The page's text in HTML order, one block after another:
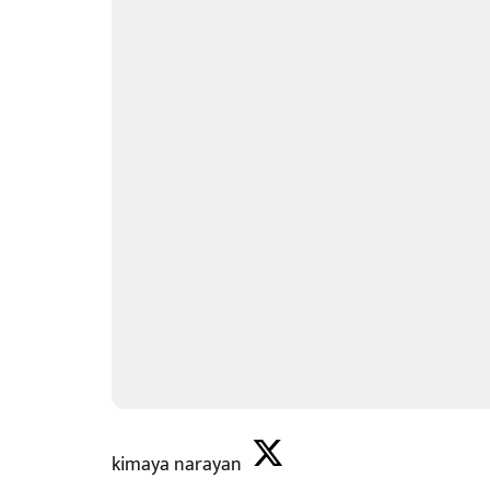
kimaya narayan